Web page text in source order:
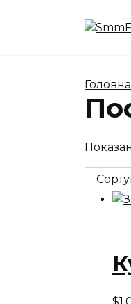
Головна